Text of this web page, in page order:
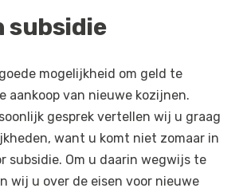
subsidie
mogelijkheid om geld te
aankoop van nieuwe kozijnen.
gesprek vertellen wij u graag
want u komt niet zomaar in
subsidie. Om u daarin wegwijs te
wij u over de eisen voor nieuwe